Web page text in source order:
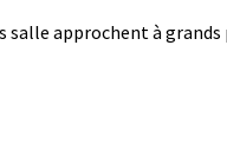
salle approchent à